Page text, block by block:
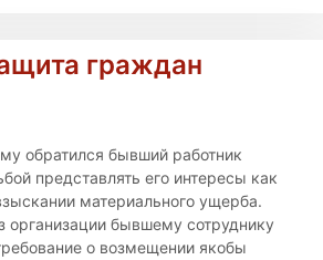
граждан
обратился бывший работник
представлять его интересы как
материального ущерба.
организации бывшему сотруднику
о возмещении якобы